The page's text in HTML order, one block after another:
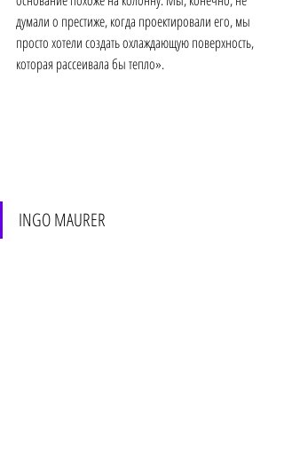
думали о престиже, когда проектировали его, мы
просто хотели создать охлаждающую поверхность,
которая рассеивала бы тепло».
INGO MAURER